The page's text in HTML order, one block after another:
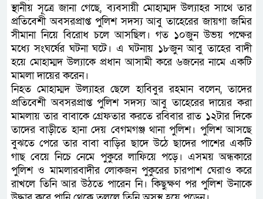
স্থানীয় সূত্রে জানা গেছে, ব্যবসায়ী মোহাম্মদ উল্যাহর সাথে তার
প্রতিবেশী অবসরপ্রাপ্ত পুলিশ সদস্য আবু তাহেরের জায়গা জমির
সীমানা নিয়ে বিরোধ চলে আসছিল। গত ১০জুন উভয় পক্ষের
মধ্যে সংঘর্ষের ঘটনা ঘটে। এ ঘটনায় ১৮জুন আবু তাহের বাদী
হয়ে মোহাম্মদ উল্যাকে প্রধান আসামী করে ৬জনের নামে একটি
মামলা দায়ের করেন।
নিহত মোহাম্মদ উল্যাহর ছেলে হাবিবুর রহমান বলেন, তাদের
প্রতিবেশী অবসরপ্রাপ্ত পুলিশ সদস্য আবু তাহেরের দায়ের করা
মামলায় তার বাবাকে গ্রেফতার করতে রবিবার রাত ১২টার দিকে
তাদের বাড়ীতে হানা দেয় বেগমগঞ্জ থানা পুলিশ। পুলিশ আসছে
বুঝতে পেরে তার বাবা বাড়ির ছাদে উঠে ছাদের পাশের একটি
গাছ বেয়ে নিচে নেমে পুকুরে লাফিয়ে পড়ে। এসময় অন্ধকারে
পুলিশ ও মামলারবাদীর লোকজন পুকুরের চারপাশ ঘেরাও করে
রাখলে তিনি আর উঠতে পারেন নি। কিছুক্ষণ পর পুলিশ উনাকে